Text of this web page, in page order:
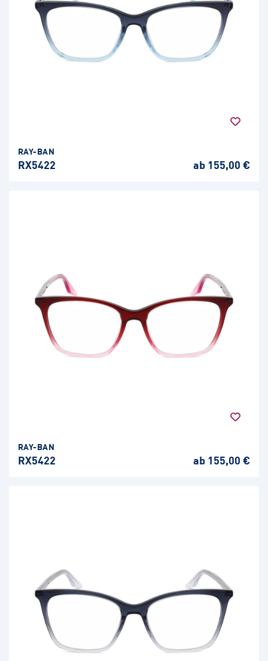
RAY-BAN
RX5422 ab 155,00 €
RAY-BAN
RX5422 ab 155,00 €